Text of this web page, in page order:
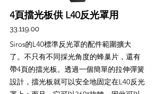
4頁擋光板供 L40反光罩用
33.119.00
Siros的L40標準反光罩的配件範圍擴大
了。不只有不同採光角度的蜂巢片，還有
帶4頁的擋光板。透過一個簡單的拉伸彈簧
設計，擋光板就可以安全地固定在L40反光